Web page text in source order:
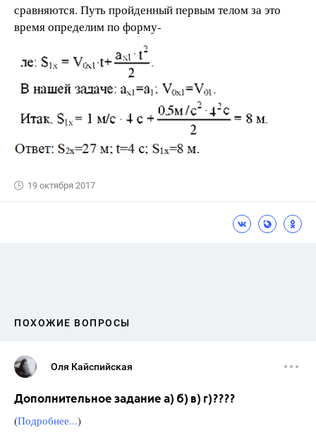
сравняются. Путь пройденный первым телом за это
время определим по форму-
19 октября 2017
ПОХОЖИЕ ВОПРОСЫ
Оля Кайспийская
Дополнительное задание а) б) в) г)????
(Подробнее...)